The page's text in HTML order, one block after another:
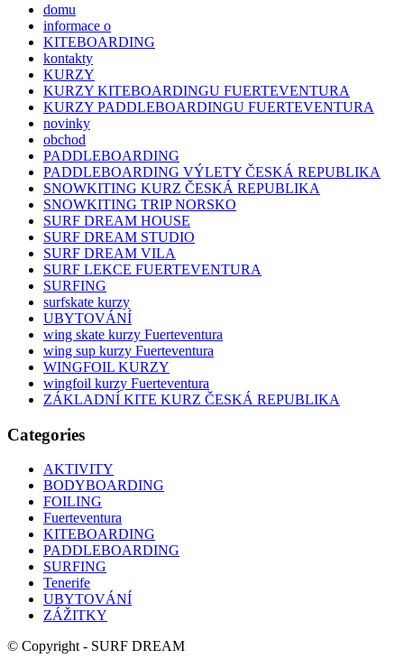
domu
informace o
KITEBOARDING
kontakty
KURZY
KURZY KITEBOARDINGU FUERTEVENTURA
KURZY PADDLEBOARDINGU FUERTEVENTURA
novinky
obchod
PADDLEBOARDING
PADDLEBOARDING VÝLETY ČESKÁ REPUBLIKA
SNOWKITING KURZ ČESKÁ REPUBLIKA
SNOWKITING TRIP NORSKO
SURF DREAM HOUSE
SURF DREAM STUDIO
SURF DREAM VILA
SURF LEKCE FUERTEVENTURA
SURFING
surfskate kurzy
UBYTOVÁNÍ
wing skate kurzy Fuerteventura
wing sup kurzy Fuerteventura
WINGFOIL KURZY
wingfoil kurzy Fuerteventura
ZÁKLADNÍ KITE KURZ ČESKÁ REPUBLIKA
Categories
AKTIVITY
BODYBOARDING
FOILING
Fuerteventura
KITEBOARDING
PADDLEBOARDING
SURFING
Tenerife
UBYTOVÁNÍ
ZÁŽITKY
© Copyright - SURF DREAM